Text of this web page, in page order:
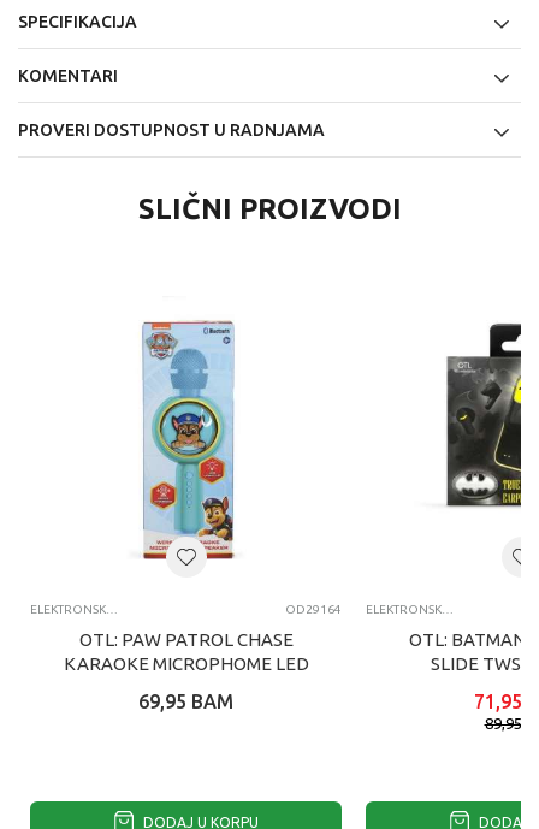
SPECIFIKACIJA
KOMENTARI
PROVERI DOSTUPNOST U RADNJAMA
SLIČNI PROIZVODI
OD29164
OTL: PAW PATROL CHASE
KARAOKE MICROPHOME LED
69,95 BAM
DODAJ U KORPU
OTL: BATMAN
SLIDE TWS
71,95
89,95
DODAJ